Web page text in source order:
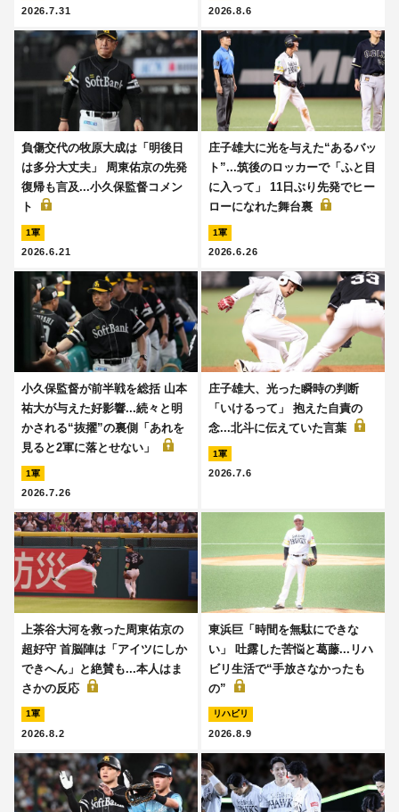
2026.7.31 2026.8.6
負傷交代の牧原大成は「明後日
は多分大丈夫」 周東佑京の先発
復帰も言及...小久保監督コメン
ト
1軍
2026.6.21
庄子雄大に光を与えた“あるバッ
ト”...筑後のロッカーで「ふと目
に入って」 11日ぶり先発でヒー
ローになれた舞台裏
1軍
2026.6.26
小久保監督が前半戦を総括 山本
祐大が与えた好影響...続々と明
かされる“抜擢”の裏側「あれを
見ると2軍に落とせない」
1軍
2026.7.26
庄子雄大、光った瞬時の判断
「いけるって」 抱えた自責の
念...北斗に伝えていた言葉
1軍
2026.7.6
上茶谷大河を救った周東佑京の
超好守 首脳陣は「アイツにしか
できへん」と絶賛も...本人はま
さかの反応
1軍
2026.8.2
東浜巨「時間を無駄にできな
い」 吐露した苦悩と葛藤...リハ
ビリ生活で“手放さなかったも
の”
リハビリ
2026.8.9